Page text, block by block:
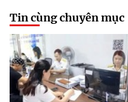
Tin cùng chuyên mục